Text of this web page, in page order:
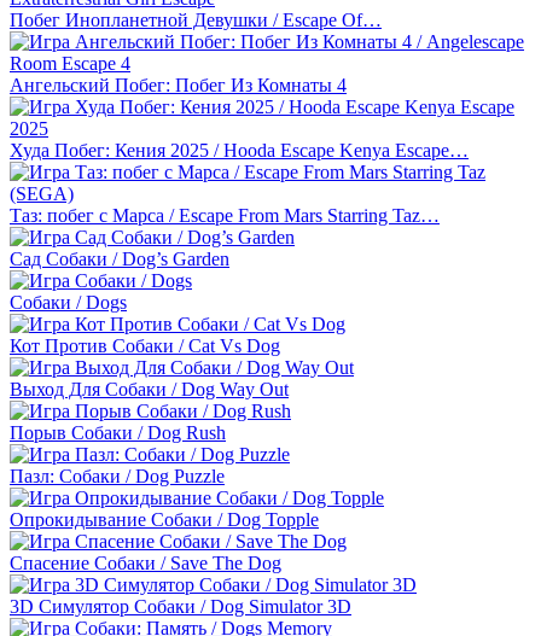
Побег Инопланетной Девушки / Escape Of…
Ангельский Побег: Побег Из Комнаты 4
Худа Побег: Кения 2025 / Hooda Escape Kenya Escape…
Таз: побег с Марса / Escape From Mars Starring Taz…
Сад Собаки / Dog’s Garden
Собаки / Dogs
Кот Против Собаки / Cat Vs Dog
Выход Для Собаки / Dog Way Out
Порыв Собаки / Dog Rush
Пазл: Собаки / Dog Puzzle
Опрокидывание Собаки / Dog Topple
Спасение Собаки / Save The Dog
3D Cимулятор Собаки / Dog Simulator 3D